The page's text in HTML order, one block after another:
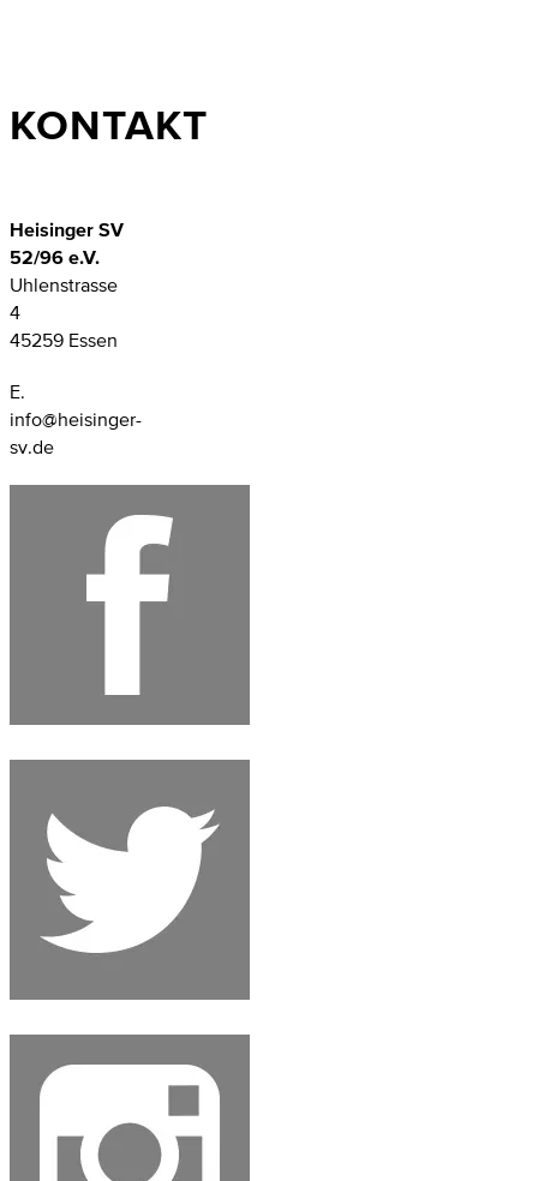
KONTAKT
Heisinger SV
52/96 e.V.
Uhlenstrasse
4
45259 Essen
E.
info@heisinger-
sv.de